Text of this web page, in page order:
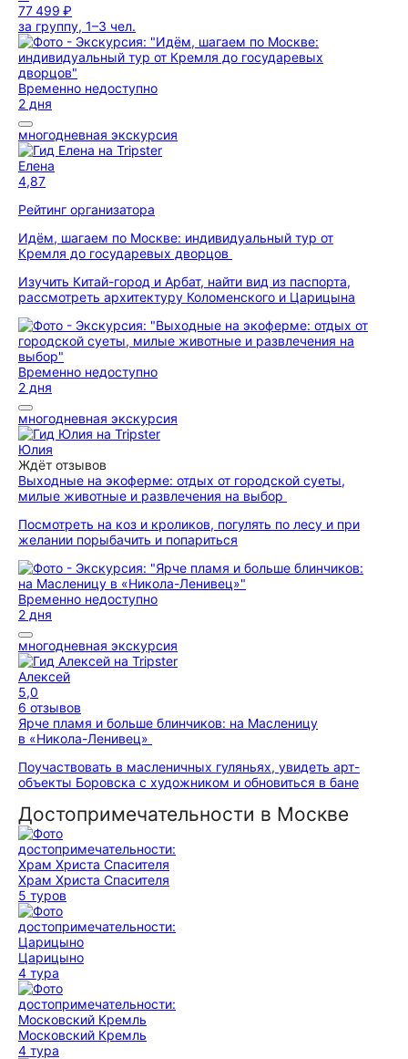
77 499 ₽
за группу, 1–3 чел.
Временно недоступно
2 дня
многодневная экскурсия
Елена
4,87
Рейтинг организатора
Идём, шагаем по Москве: индивидуальный тур от
Кремля до государевых дворцов
Изучить Китай-город и Арбат, найти вид из паспорта,
рассмотреть архитектуру Коломенского и Царицына
Временно недоступно
2 дня
многодневная экскурсия
Юлия
Ждёт отзывов
Выходные на экоферме: отдых от городской суеты,
милые животные и развлечения на выбор
Посмотреть на коз и кроликов, погулять по лесу и при
желании порыбачить и попариться
Временно недоступно
2 дня
многодневная экскурсия
Алексей
5,0
6 отзывов
Ярче пламя и больше блинчиков: на Масленицу
в «Никола-Ленивец»
Поучаствовать в масленичных гуляньях, увидеть арт-
объекты Боровска с художником и обновиться в бане
Достопримечательности в Москве
Храм Христа Спасителя
5 туров
Царицыно
4 тура
Московский Кремль
4 тура